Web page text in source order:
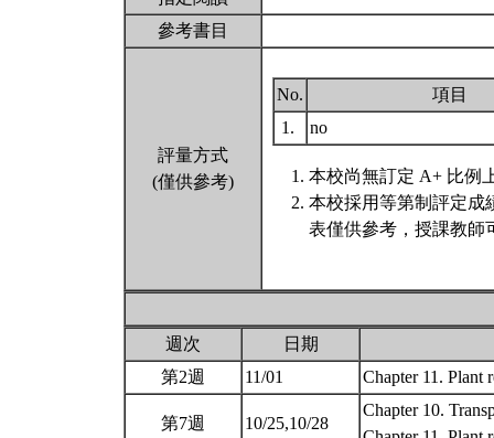
參考書目
評量方式
(僅供參考)
No.
項目
1.
no
本校尚無訂定 A+ 比例
本校採用等第制評定成
表僅供參考，授課教師
週次
日期
第2週
11/01 Chapter 11. Plant
第7週 10/25,10/28
Chapter 10.